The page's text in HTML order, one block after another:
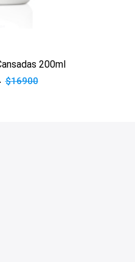
Tea Tree 100g
$18900